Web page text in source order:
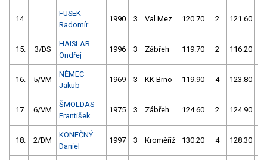
14.
FUSEK
Radomír
1990 3 Val.Mez. 120.70 2 121.60
15. 3/DS
HAISLAR
Ondřej
1996 3 Zábřeh 119.70 2 116.20
16. 5/VM
NĚMEC
Jakub
1969 3 KK Brno 119.90 4 123.80
17. 6/VM
ŠMOLDAS
František
1975 3 Zábřeh 124.60 2 124.90
18. 2/DM
KONEČNÝ
Daniel
1997 3 Kroměříž 130.20 4 128.30